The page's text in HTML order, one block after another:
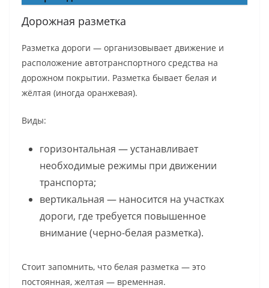
Дорожная разметка
Разметка дороги — организовывает движение и
расположение автотранспортного средства на
дорожном покрытии. Разметка бывает белая и
жёлтая (иногда оранжевая).
Виды:
горизонтальная — устанавливает
необходимые режимы при движении
транспорта;
вертикальная — наносится на участках
дороги, где требуется повышенное
внимание (черно-белая разметка).
Стоит запомнить, что белая разметка — это
постоянная, желтая — временная.